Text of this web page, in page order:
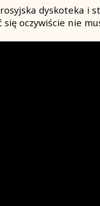
dyskoteka i
oczywiście nie